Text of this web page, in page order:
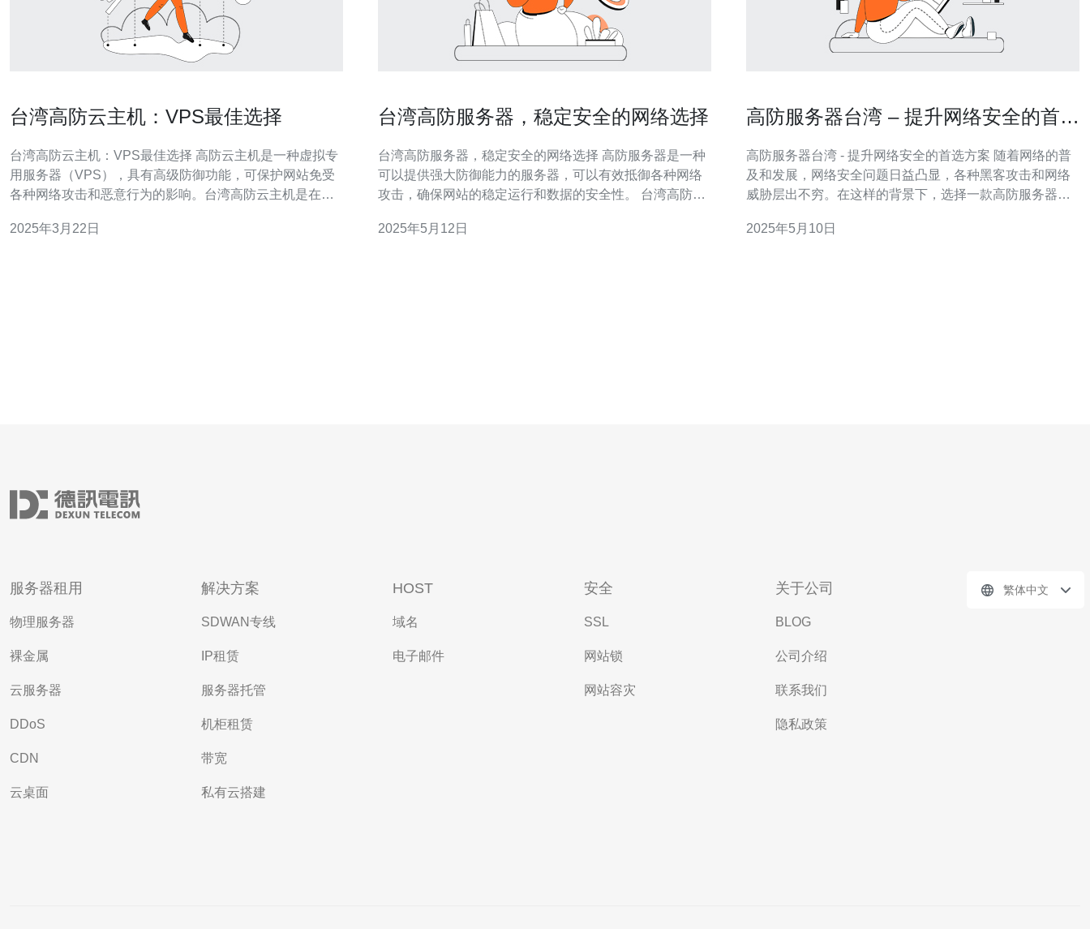
台湾高防云主机：VPS最佳选择
台湾高防云主机：VPS最佳选择 高防云主机是一种虚拟专
用服务器（VPS），具有高级防御功能，可保护网站免受
各种网络攻击和恶意行为的影响。台湾高防云主机是在台
护机制，为用户提供稳定、安全的网络环境。 台湾高防云
2025年3月22日
台湾高防服务器，稳定安全的网络选择
台湾高防服务器，稳定安全的网络选择 高防服务器是一种
可以提供强大防御能力的服务器，可以有效抵御各种网络
攻击，确保网站的稳定运行和数据的安全性。 台湾高防服
模的DDoS攻击，保障网站的稳定性和安全性。 台湾高防
2025年5月12日
高防服务器台湾 – 提升网络安全的首选
高防服务器台湾 - 提升网络安全的首选方案 随着网络的普
及和发展，网络安全问题日益凸显，各种黑客攻击和网络
威胁层出不穷。在这样的背景下，选择一款高防服务器成
升网络安全的首选方案。 高防服务器是指具有强大的抗
2025年5月10日
服务器租用
物理服务器
裸金属
云服务器
DDoS
CDN
云桌面
解决方案
SDWAN专线
IP租赁
服务器托管
机柜租赁
带宽
私有云搭建
HOST
域名
电子邮件
安全
SSL
网站锁
网站容灾
关于公司
BLOG
公司介绍
联系我们
隐私政策
繁体中文